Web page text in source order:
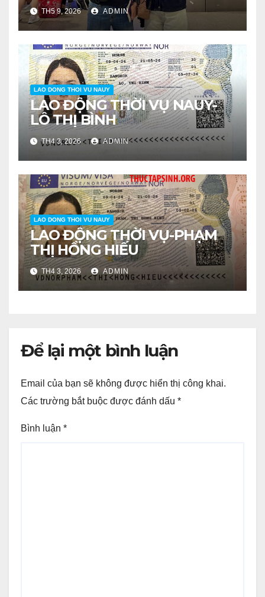
TH5 9, 2026 ADMIN
LAO DONG THOI VU NAUY
LAO ĐỘNG THỜI VỤ NAUY-
LÔ THỊ BÌNH
TH4 3, 2026 ADMIN
LAO DONG THOI VU NAUY
LAO ĐỘNG THỜI VỤ-PHẠM
THỊ HỒNG HIẾU
TH4 3, 2026 ADMIN
Để lại một bình luận
Email của bạn sẽ không được hiển thị công khai.
Các trường bắt buộc được đánh dấu *
Bình luận *